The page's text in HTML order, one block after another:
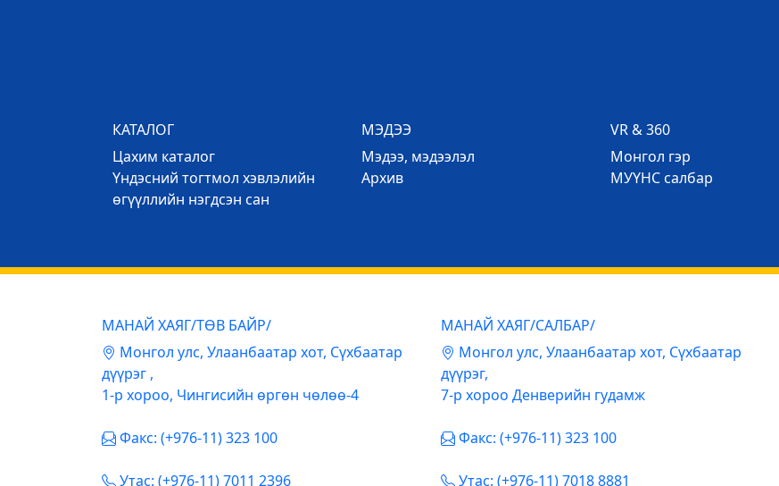
КАТАЛОГ
Цахим каталог
Үндэсний тогтмол хэвлэлийн
өгүүллийн нэгдсэн сан
МЭДЭЭ
Mэдээ, мэдээлэл
Архив
VR & 360
Mонгол гэр
МУҮНС салбар
МАНАЙ ХАЯГ/ТӨВ БАЙР/
Mонгол улс, Улаанбаатар хот, Сүхбаатар
дүүрэг ,
1-р хороо, Чингисийн өргөн чөлөө-4
Факс: (+976-11) 323 100
Утас: (+976-11) 7011 2396
МАНАЙ ХАЯГ/САЛБАР/
Mонгол улс, Улаанбаатар хот, Сүхбаатар
дүүрэг,
7-р хороо Денверийн гудамж
Факс: (+976-11) 323 100
Утас: (+976-11) 7018 8881